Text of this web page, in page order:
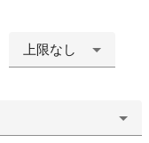
上限なし